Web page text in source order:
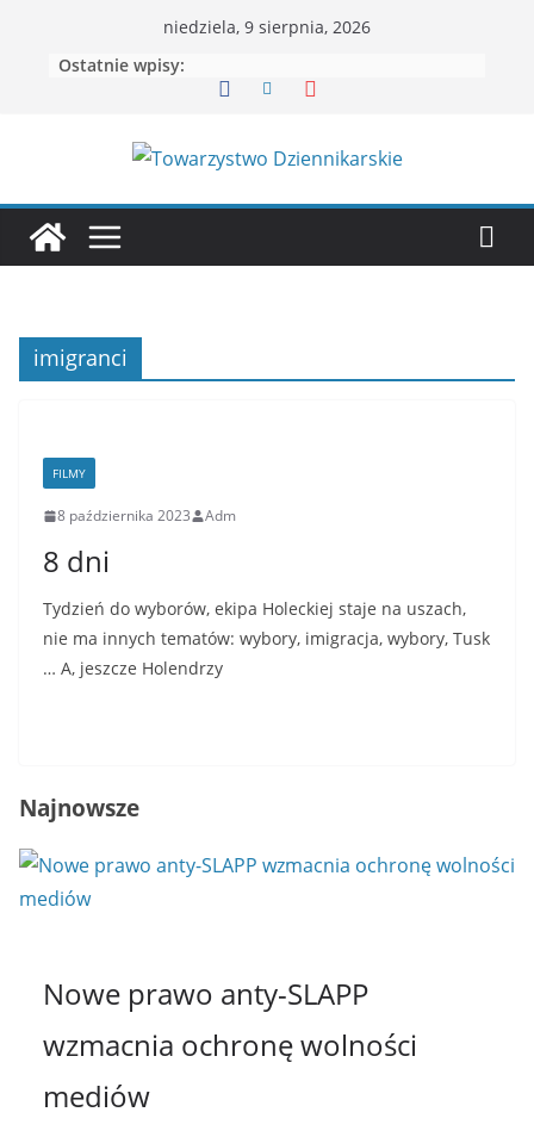
niedziela, 9 sierpnia, 2026
Ostatnie wpisy:
imigranci
FILMY
8 października 2023 Adm
8 dni
Tydzień do wyborów, ekipa Holeckiej staje na uszach,
nie ma innych tematów: wybory, imigracja, wybory, Tusk
… A, jeszcze Holendrzy
Najnowsze
Nowe prawo anty-SLAPP
wzmacnia ochronę wolności
mediów